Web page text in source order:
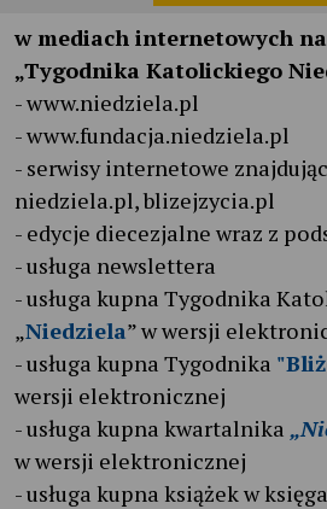
w mediach internetowych
„Tygodnika Katolickiego
- www.niedziela.pl
- www.fundacja.niedziela.pl
- serwisy internetowe
niedziela.pl, blizejzycia.pl
- edycje diecezjalne wraz z
- usługa newslettera
- usługa kupna Tygodnika
„Niedziela” w wersji
- usługa kupna Tygodnika
wersji elektronicznej
- usługa kupna kwartalnika
w wersji elektronicznej
- usługa kupna książek w